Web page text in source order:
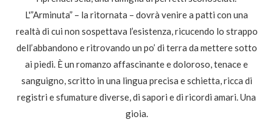
L'”Arminuta” – la ritornata – dovrà venire a patti con una
realtà di cui non sospettava l’esistenza, ricucendo lo strappo
dell’abbandono e ritrovando un po’ di terra da mettere sotto
ai piedi. È un romanzo affascinante e doloroso, tenace e
sanguigno, scritto in una lingua precisa e schietta, ricca di
registri e sfumature diverse, di sapori e di ricordi amari. Una
gioia.